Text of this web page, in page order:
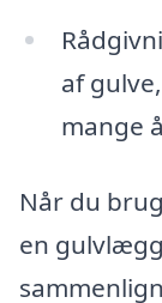
af
mange
Når du
en